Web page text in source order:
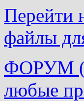
Перейти
файлы
ФОРУМ
любые